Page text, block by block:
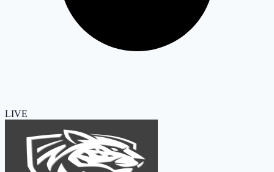
LIVE